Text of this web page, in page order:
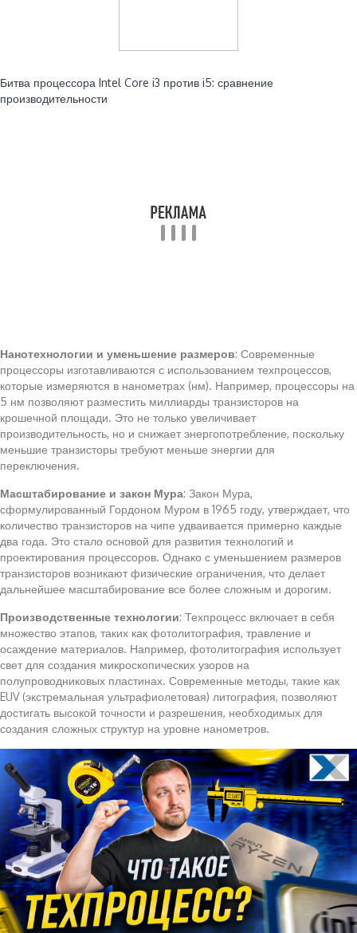
Битва процессора Intel Core i3 против i5: сравнение
производительности
Нанотехнологии и уменьшение размеров: Современные
процессоры изготавливаются с использованием техпроцессов,
которые измеряются в нанометрах (нм). Например, процессоры на
5 нм позволяют разместить миллиарды транзисторов на
крошечной площади. Это не только увеличивает
производительность, но и снижает энергопотребление, поскольку
меньшие транзисторы требуют меньше энергии для
переключения.
Масштабирование и закон Мура: Закон Мура,
сформулированный Гордоном Муром в 1965 году, утверждает, что
количество транзисторов на чипе удваивается примерно каждые
два года. Это стало основой для развития технологий и
проектирования процессоров. Однако с уменьшением размеров
транзисторов возникают физические ограничения, что делает
дальнейшее масштабирование все более сложным и дорогим.
Производственные технологии: Техпроцесс включает в себя
множество этапов, таких как фотолитография, травление и
осаждение материалов. Например, фотолитография использует
свет для создания микроскопических узоров на
полупроводниковых пластинах. Современные методы, такие как
EUV (экстремальная ультрафиолетовая) литография, позволяют
достигать высокой точности и разрешения, необходимых для
создания сложных структур на уровне нанометров.